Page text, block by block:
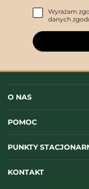
Wyrażam
danych
O NAS
POMOC
PUNKTY
KONTAKT